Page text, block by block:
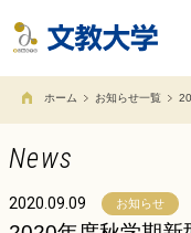
News
2020.09.09 お知らせ
ホーム お知らせ一覧